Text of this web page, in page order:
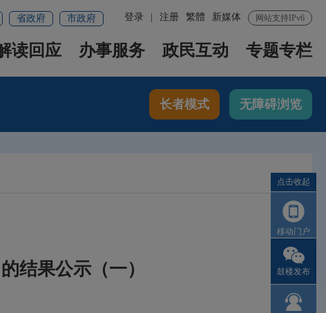
网站支持IPv6
新媒体
繁體
登录 注册
省政府 市政府
读回应 办事服务 政民互动 专题专栏
长者模式 无障碍浏览
结果公示（一）
点击收起
移动门户
鼓楼发布